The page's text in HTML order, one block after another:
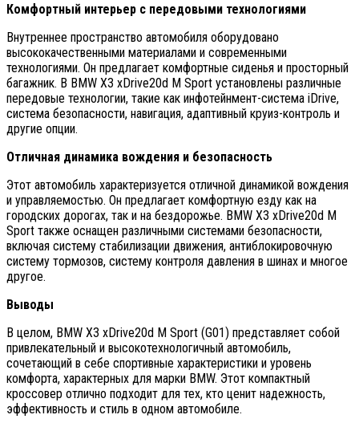
Комфортный интерьер с передовыми технологиями
Внутреннее пространство автомобиля оборудовано
высококачественными материалами и современными
технологиями. Он предлагает комфортные сиденья и просторный
багажник. В BMW X3 xDrive20d M Sport установлены различные
передовые технологии, такие как инфотейнмент-система iDrive,
система безопасности, навигация, адаптивный круиз-контроль и
другие опции.
Отличная динамика вождения и безопасность
Этот автомобиль характеризуется отличной динамикой вождения
и управляемостью. Он предлагает комфортную езду как на
городских дорогах, так и на бездорожье. BMW X3 xDrive20d M
Sport также оснащен различными системами безопасности,
включая систему стабилизации движения, антиблокировочную
систему тормозов, систему контроля давления в шинах и многое
другое.
Выводы
В целом, BMW X3 xDrive20d M Sport (G01) представляет собой
привлекательный и высокотехнологичный автомобиль,
сочетающий в себе спортивные характеристики и уровень
комфорта, характерных для марки BMW. Этот компактный
кроссовер отлично подходит для тех, кто ценит надежность,
эффективность и стиль в одном автомобиле.